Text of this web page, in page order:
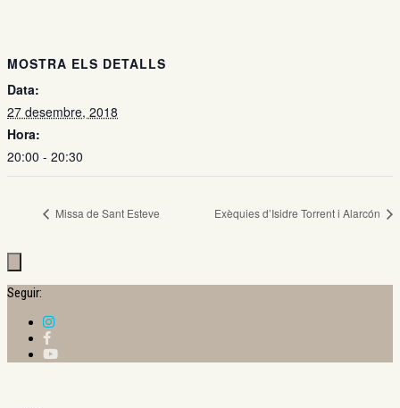
MOSTRA ELS DETALLS
Data:
27 desembre, 2018
Hora:
20:00 - 20:30
Missa de Sant Esteve Exèquies d’Isidre Torrent i Alarcón
Seguir: